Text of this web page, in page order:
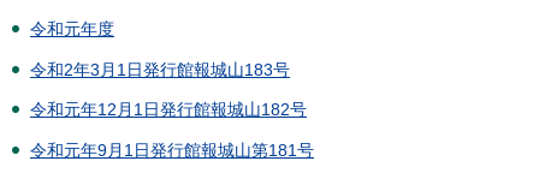
令和元年度
令和2年3月1日発行館報城山183号
令和元年12月1日発行館報城山182号
令和元年9月1日発行館報城山第181号